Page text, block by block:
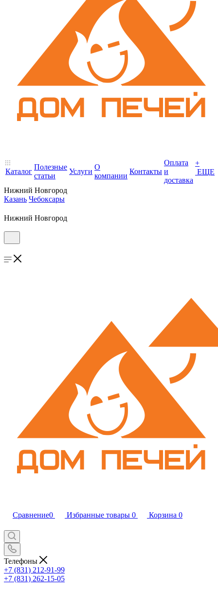
Каталог
Полезные
статьи
Услуги
О
компании
Контакты
Оплата
и
доставка
+
ЕЩЕ
Нижний Новгород
Казань Чебоксары
Нижний Новгород
Сравнение0 Избранные товары 0 Корзина 0
Телефоны
+7 (831) 212-91-99
+7 (831) 262-15-05